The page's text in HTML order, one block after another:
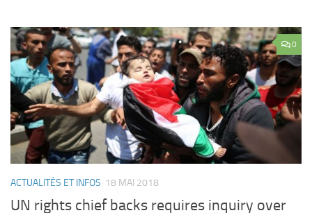
0
ACTUALITÉS ET INFOS 18 MAI 2018
UN rights chief backs requires inquiry over